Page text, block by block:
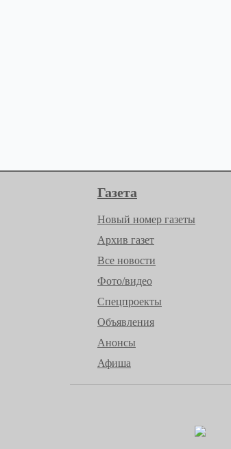
Газета
Новый номер газеты
Архив газет
Все новости
Фото/видео
Спецпроекты
Объявления
Анонсы
Афиша